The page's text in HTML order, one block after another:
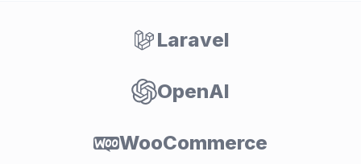
Laravel
OpenAI
WooCommerce